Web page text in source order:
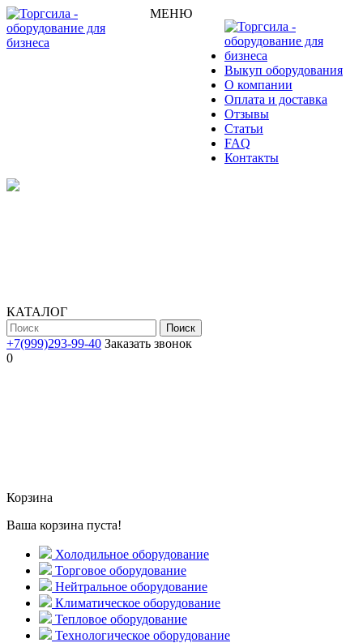
МЕНЮ
Выкуп оборудования
О компании
Оплата и доставка
Отзывы
Статьи
FAQ
Контакты
КАТАЛОГ
Поиск
+7(999)293-99-40 Заказать звонок
0
Корзина
Ваша корзина пуста!
Холодильное оборудование
Торговое оборудование
Нейтральное оборудование
Климатическое оборудование
Тепловое оборудование
Технологическое оборудование